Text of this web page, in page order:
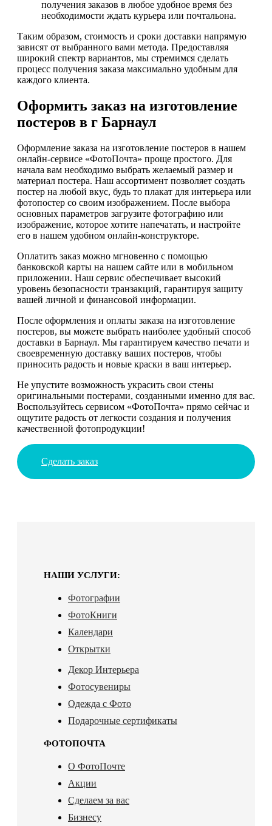
получения заказов в любое удобное время без
необходимости ждать курьера или почтальона.
Таким образом, стоимость и сроки доставки напрямую
зависят от выбранного вами метода. Предоставляя
широкий спектр вариантов, мы стремимся сделать
процесс получения заказа максимально удобным для
каждого клиента.
Оформить заказ на изготовление
постеров в г Барнаул
Оформление заказа на изготовление постеров в нашем
онлайн-сервисе «ФотоПочта» проще простого. Для
начала вам необходимо выбрать желаемый размер и
материал постера. Наш ассортимент позволяет создать
постер на любой вкус, будь то плакат для интерьера или
фотопостер со своим изображением. После выбора
основных параметров загрузите фотографию или
изображение, которое хотите напечатать, и настройте
его в нашем удобном онлайн-конструкторе.
Оплатить заказ можно мгновенно с помощью
банковской карты на нашем сайте или в мобильном
приложении. Наш сервис обеспечивает высокий
уровень безопасности транзакций, гарантируя защиту
вашей личной и финансовой информации.
После оформления и оплаты заказа на изготовление
постеров, вы можете выбрать наиболее удобный способ
доставки в Барнаул. Мы гарантируем качество печати и
своевременную доставку ваших постеров, чтобы
приносить радость и новые краски в ваш интерьер.
Не упустите возможность украсить свои стены
оригинальными постерами, созданными именно для вас.
Воспользуйтесь сервисом «ФотоПочта» прямо сейчас и
ощутите радость от легкости создания и получения
качественной фотопродукции!
Сделать заказ
НАШИ УСЛУГИ:
Фотографии
ФотоКниги
Календари
Открытки
Декор Интерьера
Фотосувениры
Одежда с Фото
Подарочные сертификаты
ФОТОПОЧТА
О ФотоПочте
Акции
Сделаем за вас
Бизнесу